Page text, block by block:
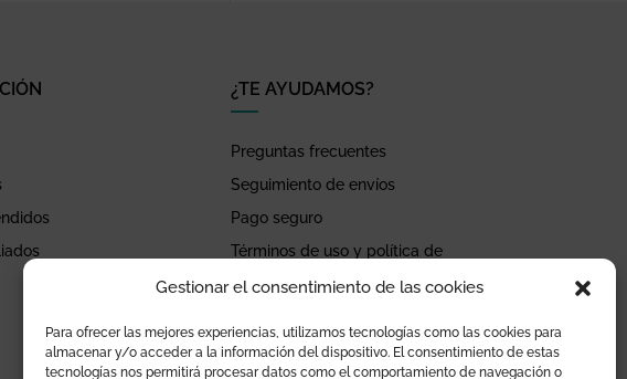
Gestionar el consentimiento de las cookies
Para ofrecer las mejores experiencias, utilizamos tecnologías como las cookies para
almacenar y/o acceder a la información del dispositivo. El consentimiento de estas
tecnologías nos permitirá procesar datos como el comportamiento de navegación o
¿TE AYUDAMOS?
Preguntas frecuentes
Seguimiento de envíos
Pago seguro
Términos de uso y política de